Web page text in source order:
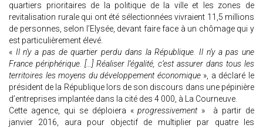
quartiers prioritaires de la politique de la ville et les zones de
revitalisation rurale qui ont été sélectionnées vivraient 11,5 millions
de personnes, selon l’Elysée, devant faire face à un chômage qui y
est particulièrement élevé.
« Il n’y a pas de quartier perdu dans la République. Il n’y a pas une
France périphérique. […] Réaliser l’égalité, c’est assurer dans tous les
territoires les moyens du développement économique », a déclaré le
président de la République lors de son discours dans une pépinière
d’entreprises implantée dans la cité des 4 000, à La Courneuve.
Cette agence, qui se déploiera «progressivement » à partir de
janvier 2016, aura pour objectif de multiplier par quatre les